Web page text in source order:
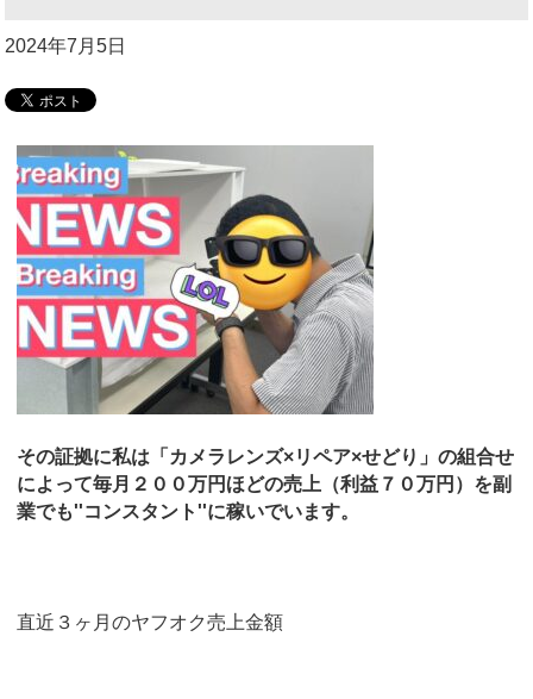
2024年7月5日
その証拠に私は「カメラレンズ×リペア×せどり」の組合せ
によって毎月２００万円ほどの売上（利益７０万円）を副
業でも''コンスタント''に稼いでいます。
直近３ヶ月のヤフオク売上金額